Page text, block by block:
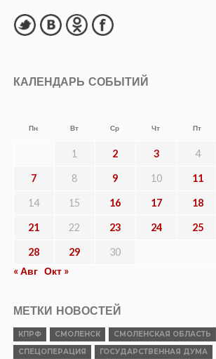
КАЛЕНДАРЬ СОБЫТИЙ
Пн Вт Ср Чт Пт
1 2 3 4
7 8 9 10 11
14 15 16 17 18
21 22 23 24 25
28 29
30
« Авг Окт »
МЕТКИ НОВОСТЕЙ
КПРФ СМОЛЕНСК СМОЛЕНСКАЯ ОБЛАСТЬ
СПЕЦОПЕРАЦИЯ
ГОСУДАРСТВЕННАЯ ДУМА